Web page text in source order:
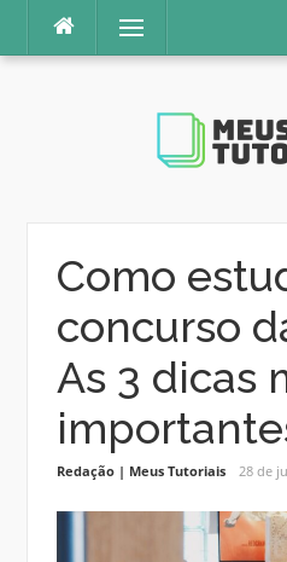
o
Menu
Como
concurso
As 3 dicas
Redação | Meus Tutoriais 28 de